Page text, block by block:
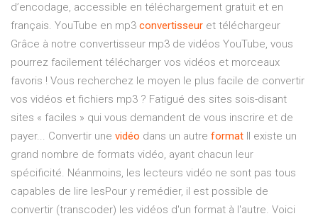
d’encodage, accessible en téléchargement gratuit et en
français. YouTube en mp3 convertisseur et téléchargeur
Grâce à notre convertisseur mp3 de vidéos YouTube, vous
pourrez facilement télécharger vos vidéos et morceaux
favoris ! Vous recherchez le moyen le plus facile de convertir
vos vidéos et fichiers mp3 ? Fatigué des sites sois-disant
sites « faciles » qui vous demandent de vous inscrire et de
payer... Convertir une vidéo dans un autre format Il existe un
grand nombre de formats vidéo, ayant chacun leur
spécificité. Néanmoins, les lecteurs vidéo ne sont pas tous
capables de lire lesPour y remédier, il est possible de
convertir (transcoder) les vidéos d'un format à l'autre. Voici